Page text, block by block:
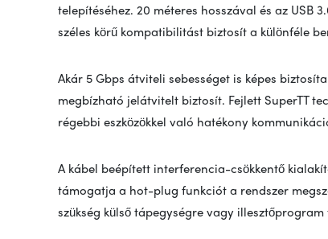
telepítéséhez. 20 méteres hosszával és az USB
széles körű kompatibilitást biztosít a különféle
Akár 5 Gbps átviteli sebességet is képes
megbízható jelátvitelt biztosít. Fejlett SuperTT
régebbi eszközökkel való hatékony
A kábel beépített interferencia-csökkentő
támogatja a hot-plug funkciót a rendszer
szükség külső tápegységre vagy